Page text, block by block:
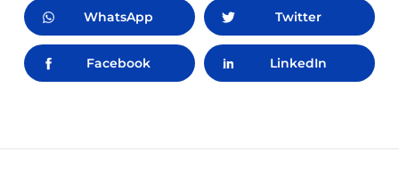
WhatsApp Twitter
Facebook LinkedIn